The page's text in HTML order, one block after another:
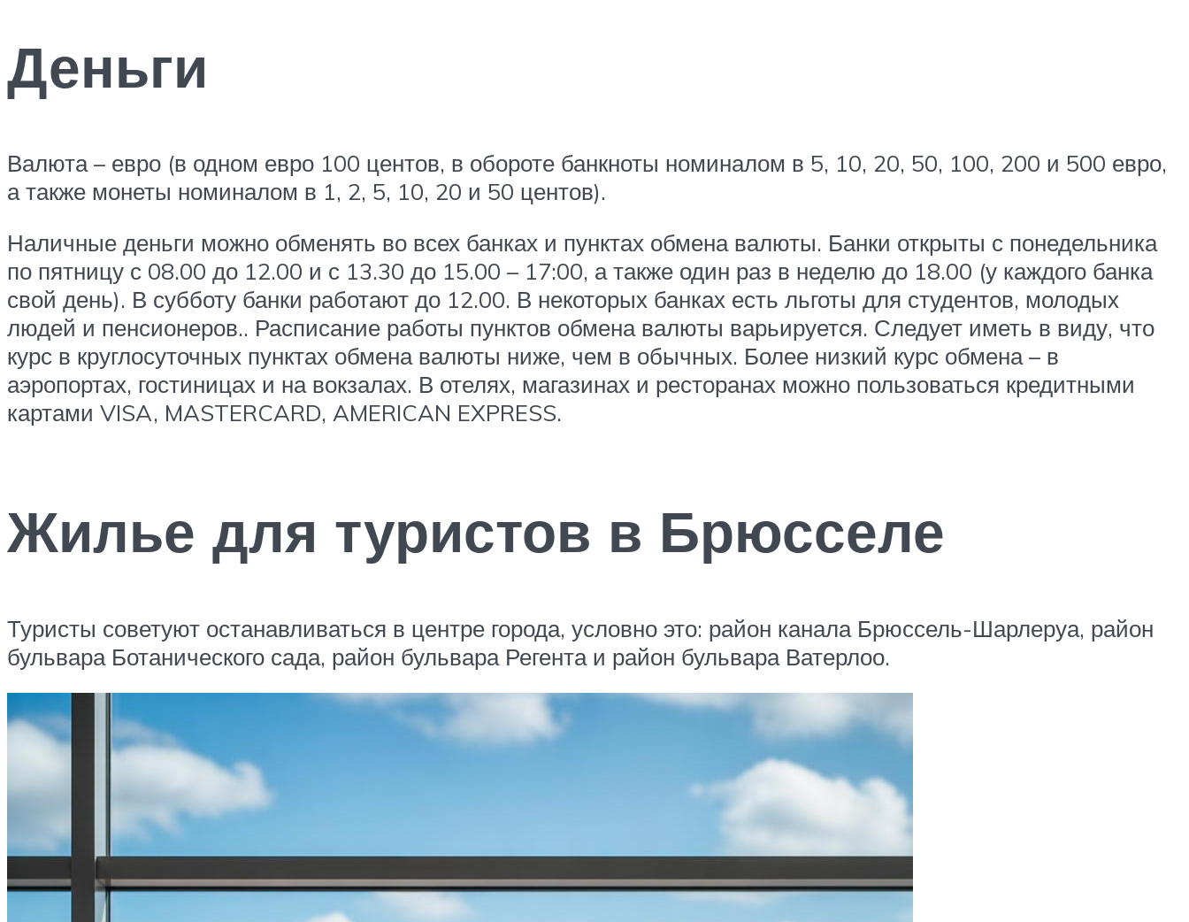
Деньги
Валюта – евро (в одном евро 100 центов, в обороте банкноты номиналом в 5, 10, 20, 50, 100, 200 и 500 евро,
а также монеты номиналом в 1, 2, 5, 10, 20 и 50 центов).
Наличные деньги можно обменять во всех банках и пунктах обмена валюты. Банки открыты с понедельника
по пятницу с 08.00 до 12.00 и с 13.30 до 15.00 – 17:00, а также один раз в неделю до 18.00 (у каждого банка
свой день). В субботу банки работают до 12.00. В некоторых банках есть льготы для студентов, молодых
людей и пенсионеров.. Расписание работы пунктов обмена валюты варьируется. Следует иметь в виду, что
курс в круглосуточных пунктах обмена валюты ниже, чем в обычных. Более низкий курс обмена – в
аэропортах, гостиницах и на вокзалах. В отелях, магазинах и ресторанах можно пользоваться кредитными
картами VISA, MASTERCARD, AMERICAN EXPRESS.
Жилье для туристов в Брюсселе
Туристы советуют останавливаться в центре города, условно это: район канала Брюссель-Шарлеруа, район
бульвара Ботанического сада, район бульвара Регента и район бульвара Ватерлоо.